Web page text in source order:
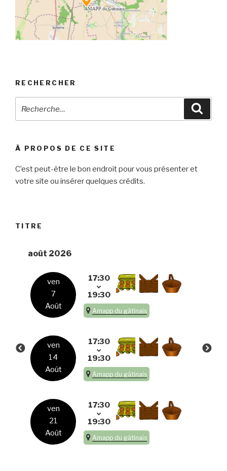
RECHERCHER
pour
À PROPOS DE CE SITE
C’est peut-être le bon endroit pour vous présenter et
votre site ou insérer quelques crédits.
TITRE
août 2026
ven
7
Août
17:30
19:30
Amapp du gâtinais
ven
14
Août
17:30
19:30
Amapp du gâtinais
ven
21
Août
17:30
19:30
Amapp du gâtinais